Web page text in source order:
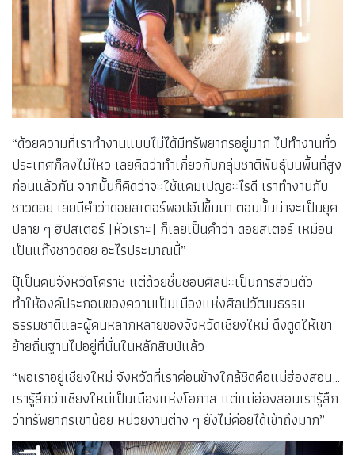
“ด้วยความที่เราทำงานแบบไม่ได้มีทรัพยากรอยู่มาก ไปทำงานทั่ว
ประเทศก็คงไม่ไหว เลยคิดว่าทำเกี่ยวกับกลุ่มชาติพันธุ์บนพื้นที่สูง
ก่อนแล้วกัน จากนั้นก็คิดว่าจะใช้แคมเปญอะไรดี เราทำงานกับ
ชาวดอย เลยมีคำว่าดอยสเตอร์พอปอัปขึ้นมา ตอนนั้นน่าจะเป็นยุค
ปลาย ๆ ฮิปสเตอร์ (หัวเราะ) ก็เลยเป็นคำว่า ดอยสเตอร์ เหมือน
เป็นแก๊งชาวดอย อะไรประมาณนี้”
ปุ๊เป็นคนจังหวัดโคราช แต่ด้วยชื่นชอบศิลปะเป็นการส่วนตัว
ทำให้องค์ประกอบของความเป็นเมืองแห่งศิลปวัฒนธรรม
ธรรมชาติและผู้คนหลากหลายของจังหวัดเชียงใหม่ ดึงดูดให้เขา
ย้ายถิ่นฐานไปอยู่ที่นั่นในหลักสิบปีแล้ว
“พอเราอยู่เชียงใหม่ จังหวัดที่เราค่อนข้างใกล้ชิดคือแม่ฮ่องสอน…
เรารู้สึกว่าเชียงใหม่เป็นเมืองแห่งโอกาส แต่แม่ฮ่องสอนเรารู้สึก
ว่าทรัพยากรเขาน้อย หน่วยงานต่าง ๆ ยังไม่ค่อยได้เข้าถึงมาก”